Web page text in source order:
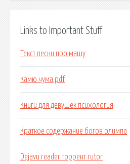
Links to Important Stuff
Текст песни про машу
Камю чума pdf
Книги для девушек психология
Краткое содержание богов олимпа
Dejavu reader торрент rutor